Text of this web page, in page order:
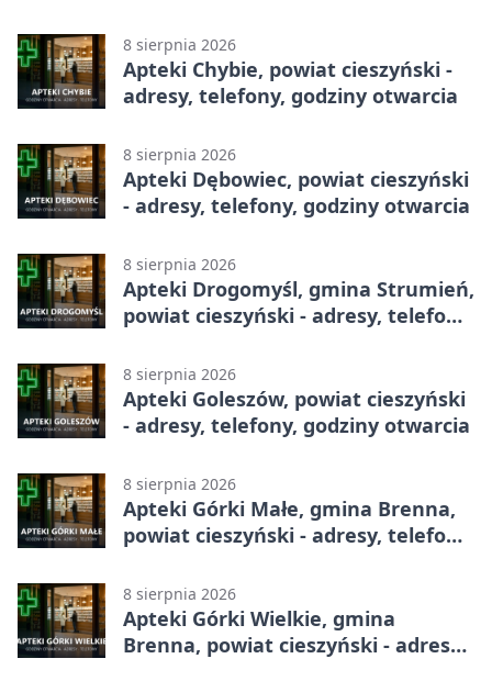
8 sierpnia 2026
Apteki Chybie, powiat cieszyński -
adresy, telefony, godziny otwarcia
8 sierpnia 2026
Apteki Dębowiec, powiat cieszyński
- adresy, telefony, godziny otwarcia
8 sierpnia 2026
Apteki Drogomyśl, gmina Strumień,
powiat cieszyński - adresy, telefony,
8 sierpnia 2026
Apteki Goleszów, powiat cieszyński
- adresy, telefony, godziny otwarcia
8 sierpnia 2026
Apteki Górki Małe, gmina Brenna,
powiat cieszyński - adresy, telefony,
8 sierpnia 2026
Apteki Górki Wielkie, gmina
Brenna, powiat cieszyński - adresy,